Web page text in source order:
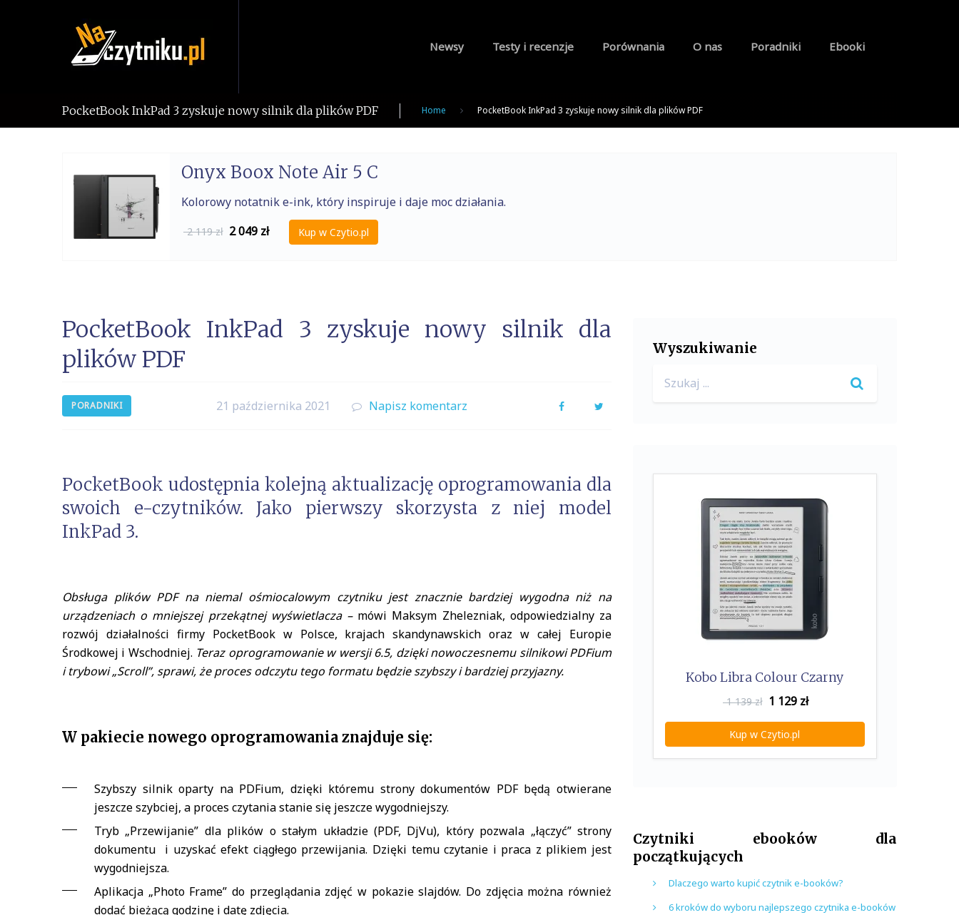
Newsy Testy i recenzje Porównania O nas Poradniki Ebooki
PocketBook InkPad 3 zyskuje nowy silnik dla plików PDF Home PocketBook InkPad 3 zyskuje nowy silnik dla plików PDF
Onyx Boox Note Air 5 C
Kolorowy notatnik e-ink, który inspiruje i daje moc działania.
2 119 zł 2 049 zł Kup w Czytio.pl
PocketBook InkPad 3 zyskuje nowy silnik dla
plików PDF
PORADNIKI 21 października 2021 Napisz komentarz FacebookTwitter
PocketBook udostępnia kolejną aktualizację oprogramowania dla
swoich e-czytników. Jako pierwszy skorzysta z niej model
InkPad 3.
Obsługa plików PDF na niemal ośmiocalowym czytniku jest znacznie bardziej wygodna niż na
urządzeniach o mniejszej przekątnej wyświetlacza – mówi Maksym Zhelezniak, odpowiedzialny za
rozwój działalności firmy PocketBook w Polsce, krajach skandynawskich oraz w całej Europie
Środkowej i Wschodniej. Teraz oprogramowanie w wersji 6.5, dzięki nowoczesnemu silnikowi PDFium
i trybowi „Scroll”, sprawi, że proces odczytu tego formatu będzie szybszy i bardziej przyjazny.
W pakiecie nowego oprogramowania znajduje się:
Szybszy silnik oparty na PDFium, dzięki któremu strony dokumentów PDF będą otwierane
jeszcze szybciej, a proces czytania stanie się jeszcze wygodniejszy.
Tryb „Przewijanie” dla plików o stałym układzie (PDF, DjVu), który pozwala „łączyć” strony
dokumentu i uzyskać efekt ciągłego przewijania. Dzięki temu czytanie i praca z plikiem jest
wygodniejsza.
Aplikacja „Photo Frame” do przeglądania zdjęć w pokazie slajdów. Do zdjęcia można również
dodać bieżącą godzinę i datę zdjęcia.
Wyszukiwanie
for:
Kobo Libra Colour Czarny
1 139 zł 1 129 zł
Kup w Czytio.pl
Czytniki ebooków dla
początkujących
Dlaczego warto kupić czytnik e-booków?
6 kroków do wyboru najlepszego czytnika e-booków